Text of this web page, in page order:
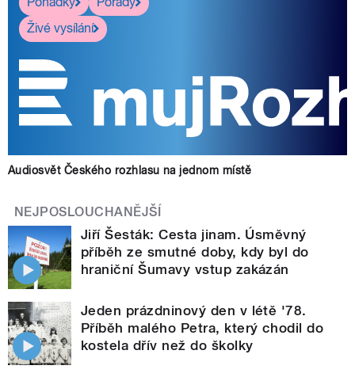
Živé vysílání
Audiosvět Českého rozhlasu na jednom místě
NEJPOSLOUCHANĚJŠÍ
Jiří Šesták: Cesta jinam. Úsměvný
příběh ze smutné doby, kdy byl do
hraniční Šumavy vstup zakázán
Jeden prázdninový den v létě '78.
Příběh malého Petra, který chodil do
kostela dřív než do školky